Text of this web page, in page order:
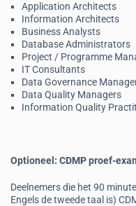
Application Architects
Information Architects
Business Analysts
Database Administrators
Project / Programme
IT Consultants
Data Governance
Data Quality Managers
Information Quality
Optioneel: CDMP proef-
Deelnemers die het 90
Engels de tweede taal is)